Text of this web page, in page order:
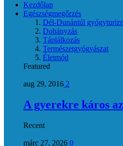
Kezdőlap
Egészségmegőrzés
Dél-Dunántúl
Dohányzás
Táplálkozás
Természetgyógyászat
Életmód
Featured
aug 29, 2016 2
A gyerekre káros
Recent
márc 27, 2026 0